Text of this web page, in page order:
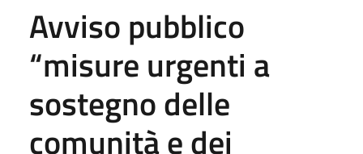
Avviso pubblico
“misure urgenti a
sostegno delle
comunità e dei